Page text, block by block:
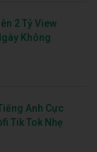
2 Tỷ View
Không
Anh Cực
Tik Tok Nhẹ